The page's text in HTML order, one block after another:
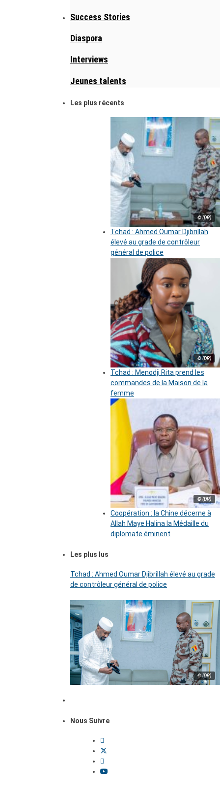
Success Stories
Diaspora
Interviews
Jeunes talents
Les plus récents
© (DR)
Tchad : Ahmed Oumar Djibrillah
élevé au grade de contrôleur
général de police
© (DR)
Tchad : Menodji Rita prend les
commandes de la Maison de la
femme
© (DR)
Coopération : la Chine décerne à
Allah Maye Halina la Médaille du
diplomate éminent
Les plus lus
Tchad : Ahmed Oumar Djibrillah élevé au grade
de contrôleur général de police
© (DR)
Nous Suivre